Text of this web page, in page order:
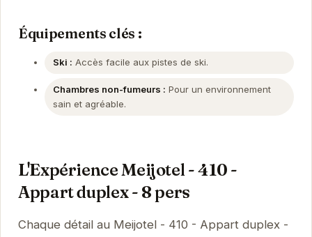
Équipements clés :
Ski : Accès facile aux pistes de ski.
Chambres non-fumeurs : Pour un environnement
sain et agréable.
L'Expérience Meijotel - 410 -
Appart duplex - 8 pers
Chaque détail au Meijotel - 410 - Appart duplex -